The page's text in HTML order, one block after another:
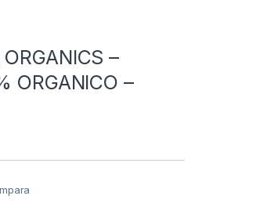
–
ORGANICO –